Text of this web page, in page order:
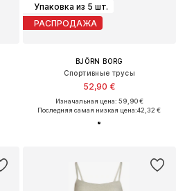
Упаковка из 5 шт.
РАСПРОДАЖА
BJÖRN BORG
Спортивные трусы
52,90 €
Изначальная цена: 59,90 €
Последняя самая низкая цена:42,32 €